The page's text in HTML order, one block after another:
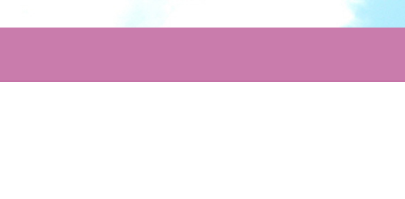
입학원서접수
다문화교육복지대학원